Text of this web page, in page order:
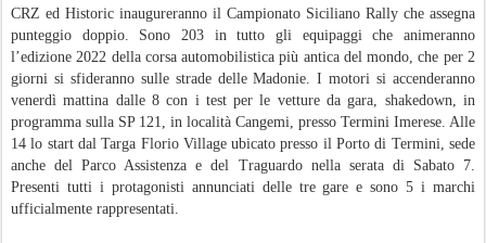
CRZ ed Historic inaugureranno il Campionato Siciliano Rally che assegna
punteggio doppio. Sono 203 in tutto gli equipaggi che animeranno
l’edizione 2022 della corsa automobilistica più antica del mondo, che per 2
giorni si sfideranno sulle strade delle Madonie. I motori si accenderanno
venerdì mattina dalle 8 con i test per le vetture da gara, shakedown, in
programma sulla SP 121, in località Cangemi, presso Termini Imerese. Alle
14 lo start dal Targa Florio Village ubicato presso il Porto di Termini, sede
anche del Parco Assistenza e del Traguardo nella serata di Sabato 7.
Presenti tutti i protagonisti annunciati delle tre gare e sono 5 i marchi
ufficialmente rappresentati.